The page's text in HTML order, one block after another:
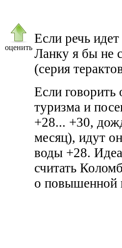
оценить
Если речь
Ланку я бы не
(серия
Если говорить
туризма и
+28... +30,
месяц), идут
воды +28.
считать
о повышенной